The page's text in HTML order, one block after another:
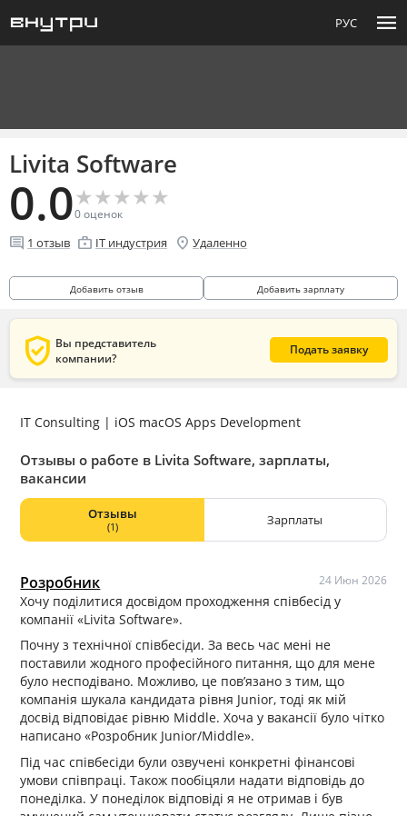
РУС menu
Livita Software
0.0★
★★
★★
★★
★★
★
0оценок
comment 1 отзыв enterprise IT индустрия location_on Удаленно
Добавить отзыв Добавить зарплату
verified_user Вы представитель
компании?
Подать заявку
IT Consulting | iOS macOS Apps Development
Отзывы о работе в Livita Software, зарплаты,
вакансии
Отзывы
(1) Зарплаты
Розробник 24 Июн 2026
Хочу поділитися досвідом проходження співбесід у
компанії «Livita Software».
Почну з технічної співбесіди. За весь час мені не
поставили жодного професійного питання, що для мене
було несподівано. Можливо, це пов’язано з тим, що
компанія шукала кандидата рівня Junior, тоді як мій
досвід відповідає рівню Middle. Хоча у вакансії було чітко
написано «Розробник Junior/Middle».
Під час співбесіди були озвучені конкретні фінансові
умови співпраці. Також пообіцяли надати відповідь до
понеділка. У понеділок відповіді я не отримав і був